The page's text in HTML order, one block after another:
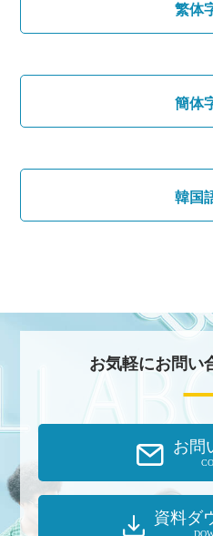
繁体
簡体
韓国
お気軽にお問い
お問
資料ダ